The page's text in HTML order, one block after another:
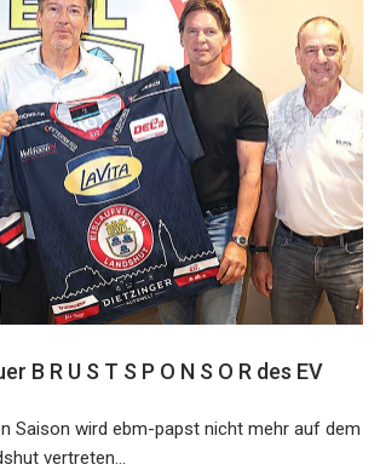
B R U S T S P O N S O R des EV
Saison wird ebm-papst nicht mehr auf dem
vertreten...